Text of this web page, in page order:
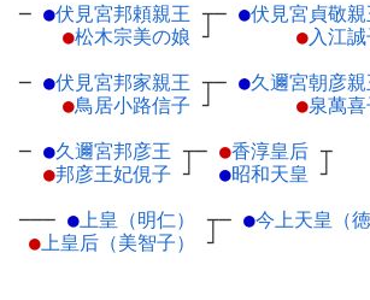
─ ●伏見宮邦頼親王 ┬
●松木宗美の娘 ┘
─ ●伏見宮貞敬親
●入江
─ ●伏見宮邦家親王 ┬
●鳥居小路信子 ┘
─ ●久邇宮朝彦親
●泉萬喜
─ ●久邇宮邦彦王 ┬
●邦彦王妃俔子 ┘
─ ●香淳皇后 ┬
●昭和天皇 ┘
─── ●上皇（明仁）
┬
●上皇后（美智子） ┘
─ ●今上天皇（徳